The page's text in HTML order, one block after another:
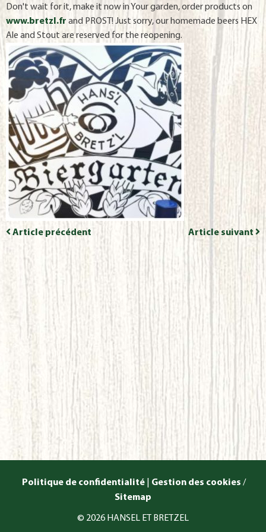
Don't wait for it, make it now in Your garden, order products on
www.bretzl.fr and PROST! Just sorry, our homemade beers HEX
Ale and Stout are reserved for the reopening.
Article précédent Article suivant
Politique de confidentialité Gestion des cookies /
Sitemap
© 2026 HANSEL ET BRETZEL